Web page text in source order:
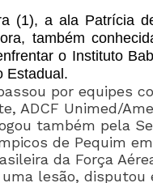
(1), a ala Patrícia
também
o Instituto
Estadual.
por equipes
ADCF Unimed/
também pela
de Pequim
da Força
lesão, disputou